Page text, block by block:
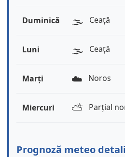
Duminică 🌫️ Ceață
Luni 🌫️ Ceață
Marți ☁️ Noros
Miercuri ⛅️ Parțial
Prognoză meteo